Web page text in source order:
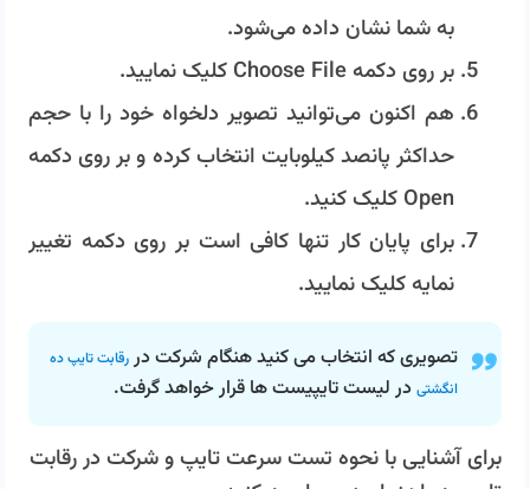
به شما نشان داده می‌شود.
بر روی دکمه Choose File کلیک نمایید.
هم اکنون می‌توانید تصویر دلخواه خود را با حجم
حداکثر پانصد کیلوبایت انتخاب کرده و بر روی دکمه
Open کلیک کنید.
برای پایان کار تنها کافی است بر روی دکمه تغییر
نمایه کلیک نمایید.
تصویری که انتخاب می کنید هنگام شرکت در رقابت تایپ ده
انگشتیدر لیست تایپیست ها قرار خواهد گرفت.
برای آشنایی با نحوه تست سرعت تایپ و شرکت در رقابت